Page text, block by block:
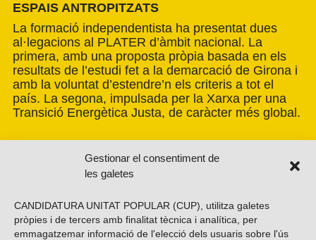
Gestionar el consentiment de
les galetes
CANDIDATURA UNITAT POPULAR (CUP), utilitza galetes
pròpies i de tercers amb finalitat tècnica i analítica, per
emmagatzemar informació de l'elecció dels usuaris sobre l'ús
ESPAIS ANTROPITZATS
La formació independentista ha presentat dues
al·legacions al PLATER d’àmbit nacional. La
primera, amb una proposta pròpia basada en els
resultats de l’estudi fet a la demarcació de Girona i
amb la voluntat d’estendre’n els criteris a tot el
país. La segona, impulsada per la Xarxa per una
Transició Energètica Justa, de caràcter més global.